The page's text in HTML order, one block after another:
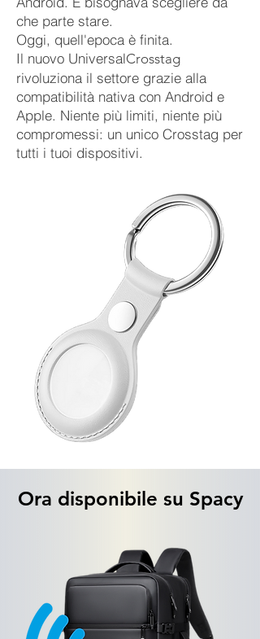
che parte stare.
Oggi, quell'epoca è finita.
Il nuovo UniversalCrosstag
rivoluziona il settore grazie alla
compatibilità nativa con Android e
Apple. Niente più limiti, niente più
compromessi: un unico Crosstag per
tutti i tuoi dispositivi.
Ora disponibile su Spacy